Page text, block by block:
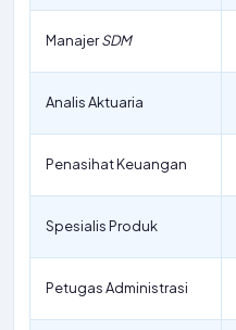
ManajerSDM
Analis Aktuaria
Penasihat Keuangan
Spesialis Produk
Petugas Administrasi